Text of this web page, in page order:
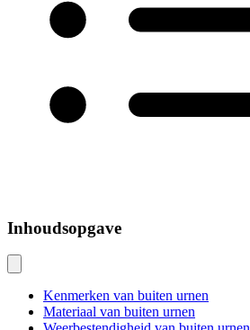
Inhoudsopgave
Kenmerken van buiten urnen
Materiaal van buiten urnen